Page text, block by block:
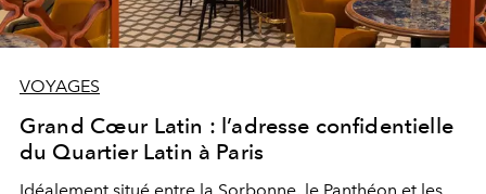
VOYAGES
Grand Cœur Latin : l’adresse confidentielle
du Quartier Latin à Paris